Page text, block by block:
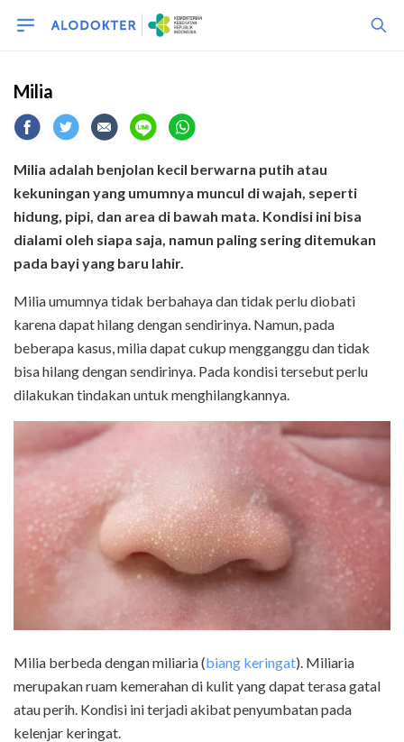
Milia
Milia adalah benjolan kecil berwarna putih atau
kekuningan yang umumnya muncul di wajah, seperti
hidung, pipi, dan area di bawah mata. Kondisi ini bisa
dialami oleh siapa saja, namun paling sering ditemukan
pada bayi yang baru lahir.
Milia umumnya tidak berbahaya dan tidak perlu diobati
karena dapat hilang dengan sendirinya. Namun, pada
beberapa kasus, milia dapat cukup mengganggu dan tidak
bisa hilang dengan sendirinya. Pada kondisi tersebut perlu
dilakukan tindakan untuk menghilangkannya.
Milia berbeda dengan miliaria (biang keringat). Miliaria
merupakan ruam kemerahan di kulit yang dapat terasa gatal
atau perih. Kondisi ini terjadi akibat penyumbatan pada
kelenjar keringat.